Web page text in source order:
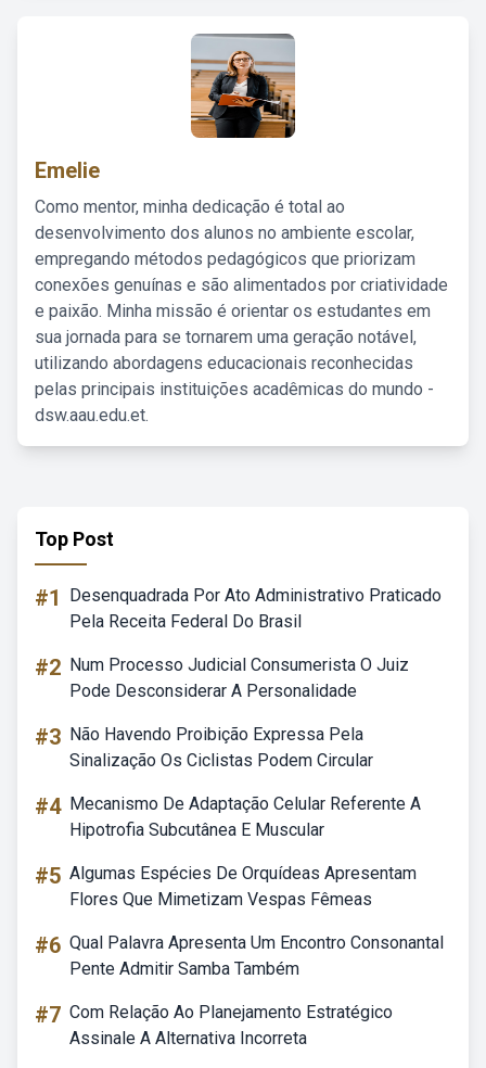
Emelie
Como mentor, minha dedicação é total ao
desenvolvimento dos alunos no ambiente escolar,
empregando métodos pedagógicos que priorizam
conexões genuínas e são alimentados por criatividade
e paixão. Minha missão é orientar os estudantes em
sua jornada para se tornarem uma geração notável,
utilizando abordagens educacionais reconhecidas
pelas principais instituições acadêmicas do mundo -
dsw.aau.edu.et.
Top Post
#1
Desenquadrada Por Ato Administrativo Praticado
Pela Receita Federal Do Brasil
#2 Num Processo Judicial Consumerista O Juiz
Pode Desconsiderar A Personalidade
#3 Não Havendo Proibição Expressa Pela
Sinalização Os Ciclistas Podem Circular
#4 Mecanismo De Adaptação Celular Referente A
Hipotrofia Subcutânea E Muscular
#5 Algumas Espécies De Orquídeas Apresentam
Flores Que Mimetizam Vespas Fêmeas
#6 Qual Palavra Apresenta Um Encontro Consonantal
Pente Admitir Samba Também
#7 Com Relação Ao Planejamento Estratégico
Assinale A Alternativa Incorreta